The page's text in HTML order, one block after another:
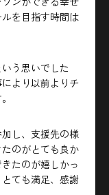
を目指す時間は
う思いでした
より以前よりチ
し、支援先の様
のがとても良か
たのが嬉しかっ
ても満足、感謝